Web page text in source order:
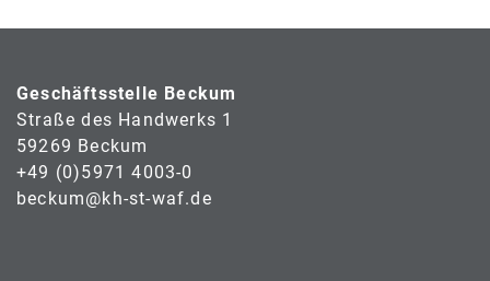
Geschäftsstelle Beckum
Straße des Handwerks 1
59269 Beckum
+49 (0)5971 4003-0
beckum@kh-st-waf.de